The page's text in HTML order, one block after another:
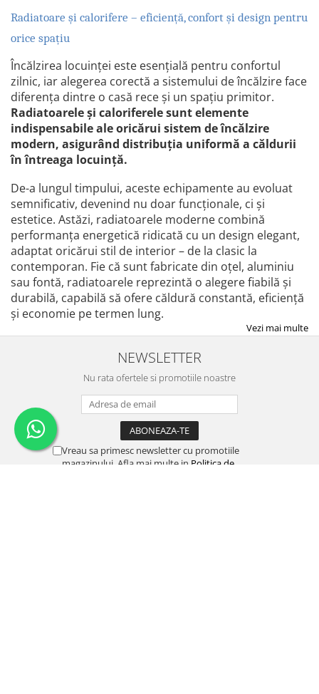
Radiatoare și calorifere – eficiență, confort și design pentru
orice spațiu
Încălzirea locuinței este esențială pentru confortul
zilnic, iar alegerea corectă a sistemului de încălzire face
diferența dintre o casă rece și un spațiu primitor.
Radiatoarele și caloriferelesunt elemente
indispensabile ale oricărui sistem de încălzire
modern, asigurând distribuția uniformă a căldurii
în întreaga locuință.
De-a lungul timpului, aceste echipamente au evoluat
semnificativ, devenind nu doar funcționale, ci și
estetice. Astăzi, radiatoarele moderne combină
performanța energetică ridicată cu un design elegant,
adaptat oricărui stil de interior – de la clasic la
contemporan. Fie că sunt fabricate din oțel, aluminiu
sau fontă, radiatoarele reprezintă o alegere fiabilă și
durabilă, capabilă să ofere căldură constantă, eficiență
și economie pe termen lung.
Vezi mai multe
NEWSLETTER
Nu rata ofertele si promotiile noastre
Vreau sa primesc newsletter cu promotiile
magazinului. Afla mai multe in Politica de